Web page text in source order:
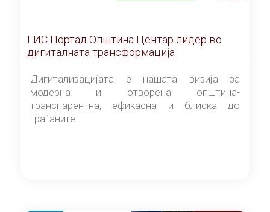
ГИС Портал-Општина Центар лидер во
дигиталната трансформација
Дигитализацијата е нашата визија за
модерна и отворена општина-
транспарентна, ефикасна и блиска до
граѓаните.